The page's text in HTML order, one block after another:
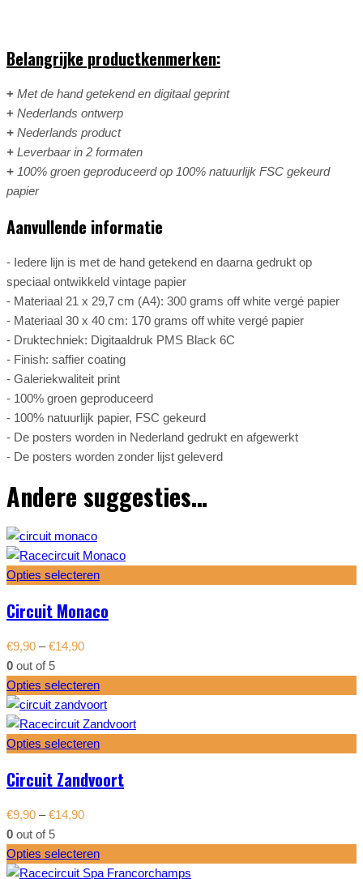
Belangrijke productkenmerken:
+ Met de hand getekend en digitaal geprint
+ Nederlands ontwerp
+ Nederlands product
+ Leverbaar in 2 formaten
+ 100% groen geproduceerd op 100% natuurlijk FSC gekeurd
papier
Aanvullende informatie
- Iedere lijn is met de hand getekend en daarna gedrukt op
speciaal ontwikkeld vintage papier
- Materiaal 21 x 29,7 cm (A4): 300 grams off white vergé papier
- Materiaal 30 x 40 cm: 170 grams off white vergé papier
- Druktechniek: Digitaaldruk PMS Black 6C
- Finish: saffier coating
- Galeriekwaliteit print
- 100% groen geproduceerd
- 100% natuurlijk papier, FSC gekeurd
- De posters worden in Nederland gedrukt en afgewerkt
- De posters worden zonder lijst geleverd
Andere suggesties…
Opties selecteren
Circuit Monaco
€9,90 –€14,90
0 out of 5
Opties selecteren
Opties selecteren
Circuit Zandvoort
€9,90 –€14,90
0 out of 5
Opties selecteren